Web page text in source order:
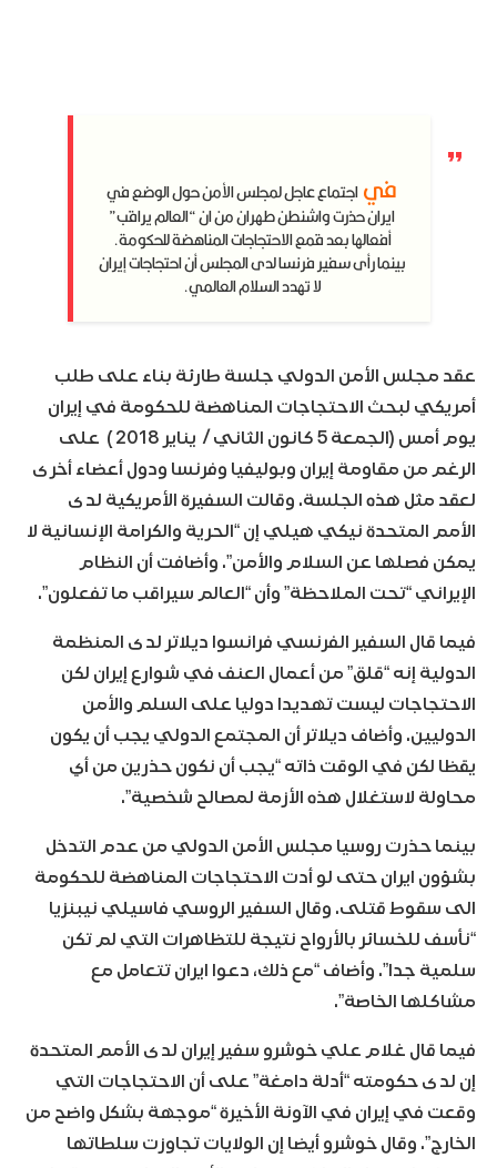
فياجتماع عاجل لمجلس الأمن حول الوضع في
ايران حذرت واشنطن طهران من ان “العالم يراقب”
أفعالها بعد قمع الاحتجاجات المناهضة للحكومة.
بينما رأى سفير فرنسا لدى المجلس أن احتجاجات إيران
لا تهدد السلام العالمي.
عقد مجلس الأمن الدولي جلسة طارئة بناء على طلب
أمريكي لبحث الاحتجاجات المناهضة للحكومة في إيران
يوم أمس (الجمعة 5 كانون الثاني / يناير 2018 ) على
الرغم من مقاومة إيران وبوليفيا وفرنسا ودول أعضاء أخرى
لعقد مثل هذه الجلسة. وقالت السفيرة الأمريكية لدى
الأمم المتحدة نيكي هيلي إن “الحرية والكرامة الإنسانية لا
يمكن فصلها عن السلام والأمن”. وأضافت أن النظام
الإيراني “تحت الملاحظة” وأن “العالم سيراقب ما تفعلون”.
فيما قال السفير الفرنسي فرانسوا ديلاتر لدى المنظمة
الدولية إنه “قلق” من أعمال العنف في شوارع إيران لكن
الاحتجاجات ليست تهديدا دوليا على السلم والأمن
الدوليين. وأضاف ديلاتر أن المجتمع الدولي يجب أن يكون
يقظا لكن في الوقت ذاته “يجب أن نكون حذرين من أي
محاولة لاستغلال هذه الأزمة لمصالح شخصية”.
بينما حذرت روسيا مجلس الأمن الدولي من عدم التدخل
بشؤون ايران حتى لو أدت الاحتجاجات المناهضة للحكومة
الى سقوط قتلى. وقال السفير الروسي فاسيلي نيبنزيا
“نأسف للخسائر بالأرواح نتيجة للتظاهرات التي لم تكن
سلمية جدا”. وأضاف “مع ذلك، دعوا ايران تتعامل مع
مشاكلها الخاصة”.
فيما قال غلام علي خوشرو سفير إيران لدى الأمم المتحدة
إن لدى حكومته “أدلة دامغة” على أن الاحتجاجات التي
وقعت في إيران في الآونة الأخيرة “موجهة بشكل واضح من
الخارج”. وقال خوشرو أيضا إن الولايات تجاوزت سلطاتها